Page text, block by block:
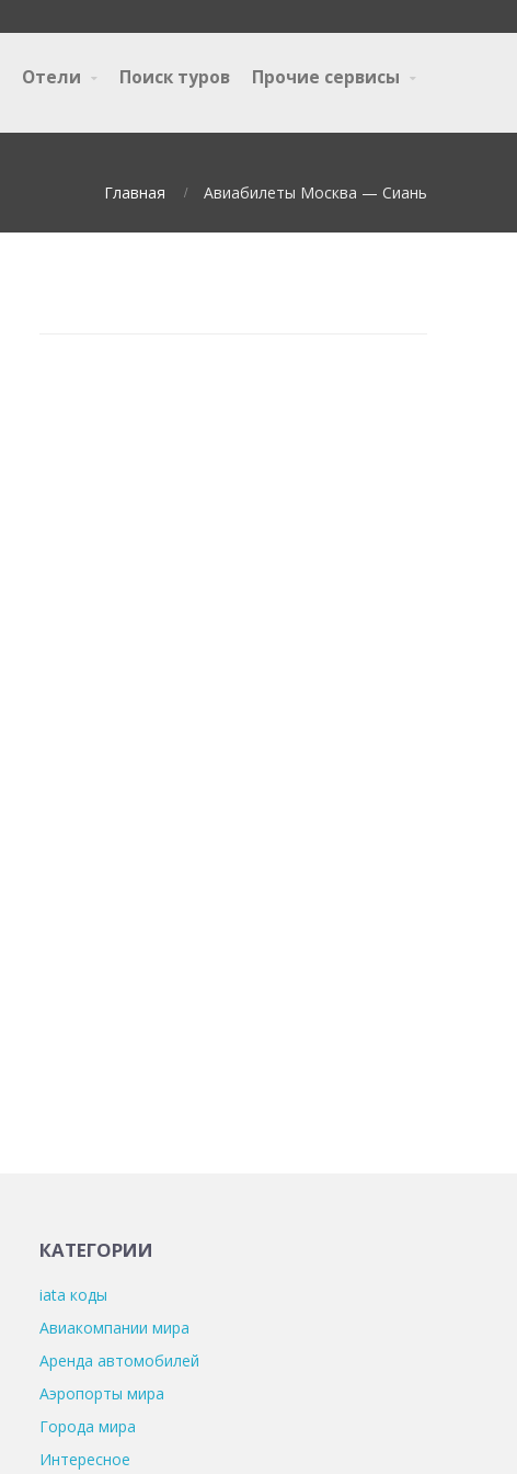
Отели Поиск туров Прочие сервисы
Главная Авиабилеты Москва — Сиань
КАТЕГОРИИ
iata коды
Авиакомпании мира
Аренда автомобилей
Аэропорты мира
Города мира
Интересное